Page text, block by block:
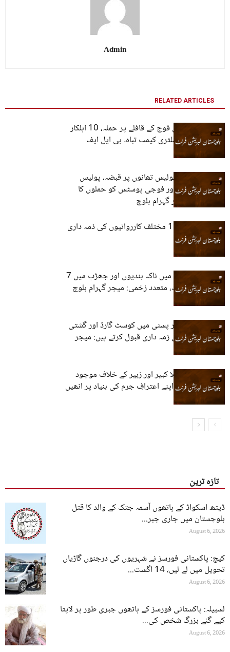
Admin
RELATED ARTICLES
چاغی میں قابض فوج کے قافلے پر حملہ، 10 اہلکار
ہلاک، مستونگ، ملٹری کیمپ تباہ۔ بی ایل ایف
خاران اور تمپ، پولیس تھانوں پر قبضہ، پولیس
سےاسلحہ ضبط اور فوجی پوسٹس کو حملوں کا
نشانہ بنائے۔ میجر گہرام بلوچ
بی ایل ایف نے 11 مختلف کارروائیوں کی ذمہ داری
قبول کرلی
قلات اور گومازی میں ناکہ بندیوں اور جھڑپ میں 7
فوجی اہلکار ہلاک، متعدد زخمی: میجر گہرام بلوچ
بلیدہ، کراچی، اور پسنی میں کوسٹ گارڈ اور گشتی
ٹیم پر حملوں کی زمہ داری قبول کرتے ہیں: میجر
گہرام بلوچ
ریاستی آلہ کار ملا کبیر اور زبیر کے خلاف موجود
شواہد اور ان کے اپنے اعترافِ جرم کی بنیاد پر انھیں
ان کے منطقی...
تازہ ترین
ڈیتھ اسکواڈ کے ہاتھوں آسمہ جتک کے والد کا قتل
بلوچستان میں جاری جبر...
August 6, 2026
کیچ: پاکستانی فورسز نے شہریوں کی درجنوں گاڑیاں
تحویل میں لے لیں، 14 اگست...
August 6, 2026
لسبیلہ: پاکستانی فورسز کے ہاتھوں جبری طور پر لاپتا
کیے گئے بزرگ شخص کی...
August 6, 2026